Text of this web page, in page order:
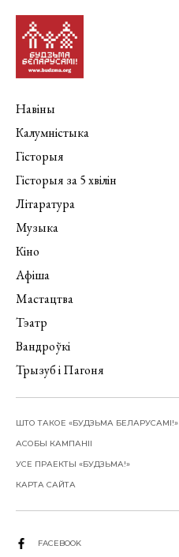
Навіны
Калумністыка
Гісторыя
Гісторыя за 5 хвілін
Літаратура
Музыка
Кіно
Афіша
Мастацтва
Тэатр
Вандроўкі
Трызуб і Пагоня
ШТО ТАКОЕ «БУДЗЬМА БЕЛАРУСАМІ!»
АСОБЫ КАМПАНІІ
УСЕ ПРАЕКТЫ «БУДЗЬМА!»
КАРТА САЙТА
FACEBOOK